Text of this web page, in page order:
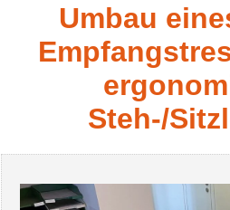
Umbau
Steh-/